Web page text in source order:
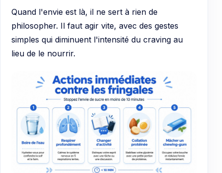
Quand l'envie est là, il ne sert à rien de
philosopher. Il faut agir vite, avec des gestes
simples qui diminuent l'intensité du craving au
lieu de le nourrir.